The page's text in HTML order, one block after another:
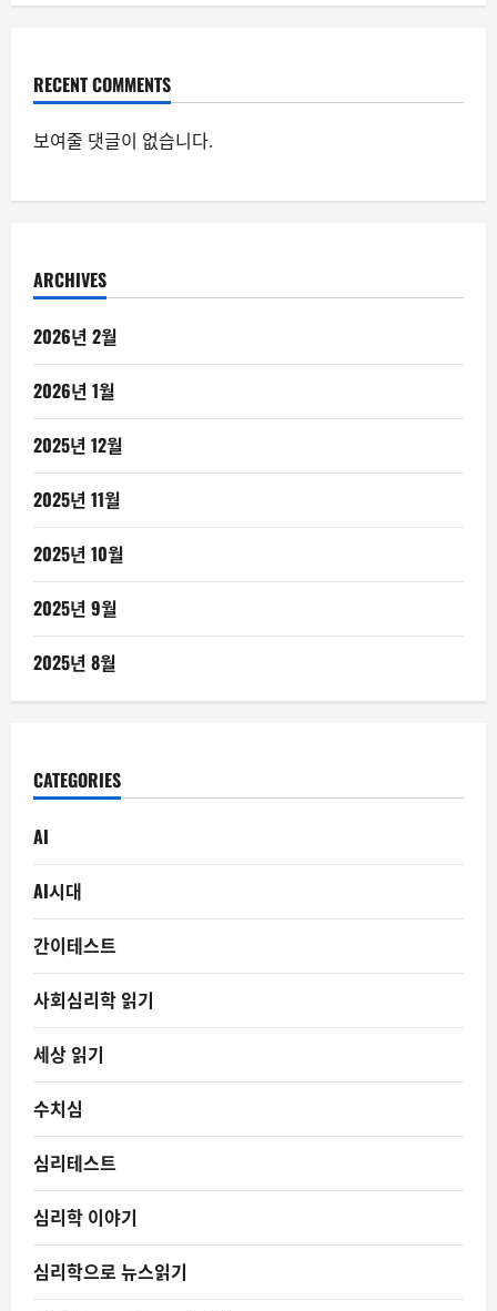
RECENT COMMENTS
보여줄 댓글이 없습니다.
ARCHIVES
2026년 2월
2026년 1월
2025년 12월
2025년 11월
2025년 10월
2025년 9월
2025년 8월
CATEGORIES
AI
AI시대
간이테스트
사회심리학 읽기
세상 읽기
수치심
심리테스트
심리학 이야기
심리학으로 뉴스읽기